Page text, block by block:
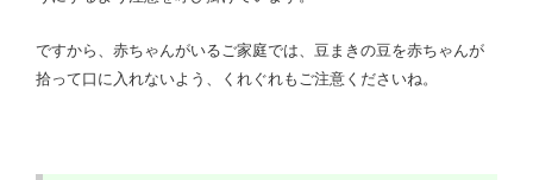
ですから、赤ちゃんがいるご家庭では、豆まきの豆を赤ちゃんが
拾って口に入れないよう、くれぐれもご注意くださいね。